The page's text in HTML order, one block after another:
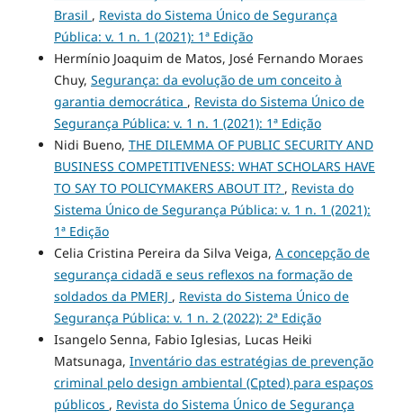
Brasil , Revista do Sistema Único de Segurança
Pública: v. 1 n. 1 (2021): 1ª Edição
Hermínio Joaquim de Matos, José Fernando Moraes
Chuy, Segurança: da evolução de um conceito à
garantia democrática , Revista do Sistema Único de
Segurança Pública: v. 1 n. 1 (2021): 1ª Edição
Nidi Bueno, THE DILEMMA OF PUBLIC SECURITY AND
BUSINESS COMPETITIVENESS: WHAT SCHOLARS HAVE
TO SAY TO POLICYMAKERS ABOUT IT? , Revista do
Sistema Único de Segurança Pública: v. 1 n. 1 (2021):
1ª Edição
Celia Cristina Pereira da Silva Veiga, A concepção de
segurança cidadã e seus reflexos na formação de
soldados da PMERJ , Revista do Sistema Único de
Segurança Pública: v. 1 n. 2 (2022): 2ª Edição
Isangelo Senna, Fabio Iglesias, Lucas Heiki
Matsunaga, Inventário das estratégias de prevenção
criminal pelo design ambiental (Cpted) para espaços
públicos , Revista do Sistema Único de Segurança